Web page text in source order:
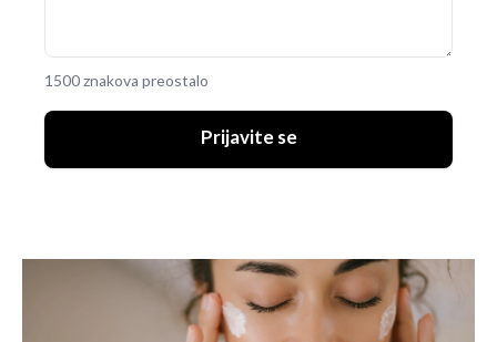
1500 znakova preostalo
Prijavite se